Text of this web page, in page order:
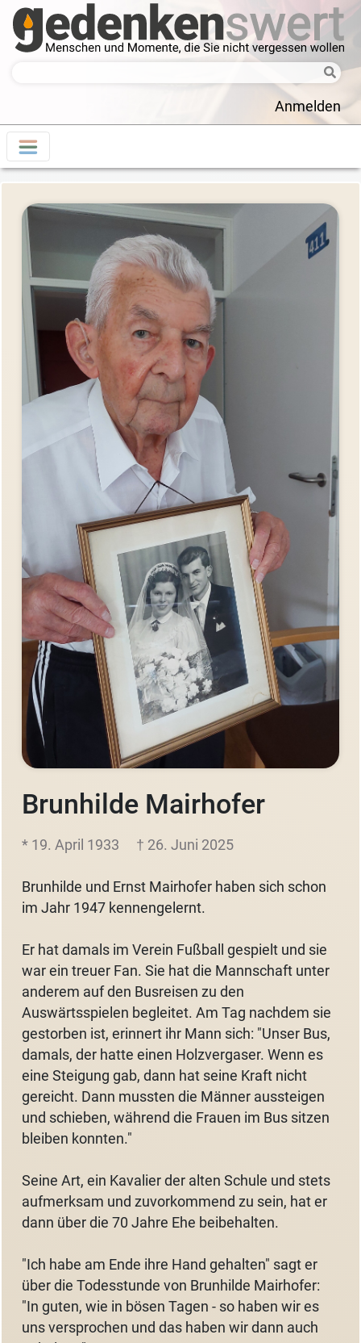
Anmelden
Brunhilde Mairhofer
* 19. April 1933 † 26. Juni 2025
Brunhilde und Ernst Mairhofer haben sich schon
im Jahr 1947 kennengelernt.
Er hat damals im Verein Fußball gespielt und sie
war ein treuer Fan. Sie hat die Mannschaft unter
anderem auf den Busreisen zu den
Auswärtsspielen begleitet. Am Tag nachdem sie
gestorben ist, erinnert ihr Mann sich: "Unser Bus,
damals, der hatte einen Holzvergaser. Wenn es
eine Steigung gab, dann hat seine Kraft nicht
gereicht. Dann mussten die Männer aussteigen
und schieben, während die Frauen im Bus sitzen
bleiben konnten."
Seine Art, ein Kavalier der alten Schule und stets
aufmerksam und zuvorkommend zu sein, hat er
dann über die 70 Jahre Ehe beibehalten.
"Ich habe am Ende ihre Hand gehalten" sagt er
über die Todesstunde von Brunhilde Mairhofer:
"In guten, wie in bösen Tagen - so haben wir es
uns versprochen und das haben wir dann auch